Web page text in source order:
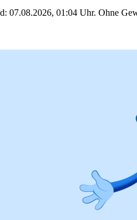
07.08.2026, 01:04 Uhr. Ohne